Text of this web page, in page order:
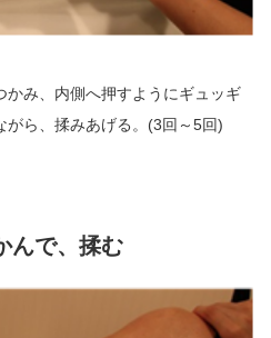
み、内側へ押すようにギュッギ
がら、揉みあげる。(3回～5回)
んで、揉む